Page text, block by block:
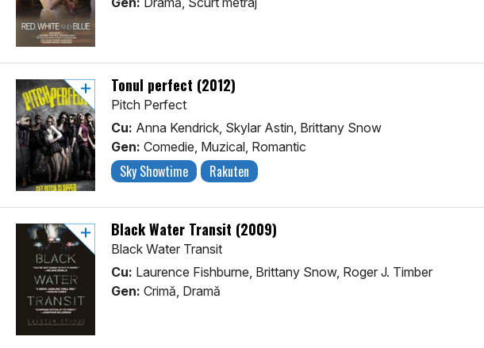
Tonul perfect (2012)
Pitch Perfect
Cu: Anna Kendrick, Skylar Astin, Brittany Snow
Gen: Comedie, Muzical, Romantic
Sky Showtime Rakuten
Black Water Transit (2009)
Black Water Transit
Cu: Laurence Fishburne, Brittany Snow, Roger J. Timber
Gen: Crimă, Dramă